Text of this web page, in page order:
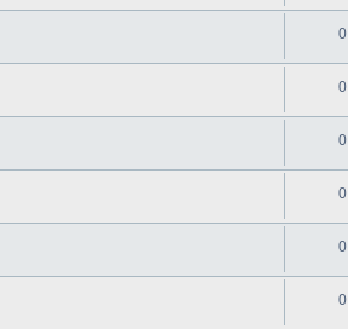
0
0
0
0
0
0